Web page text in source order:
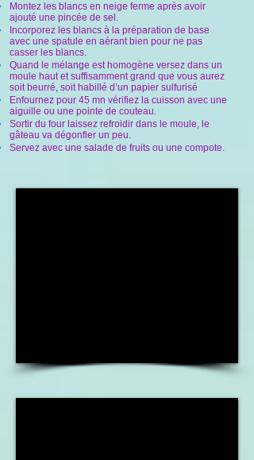
Montez les blancs en neige ferme après avoir
ajouté une pincée de sel.
Incorporez les blancs à la préparation de base
avec une spatule en aérant bien pour ne pas
casser les blancs.
Quand le mélange est homogène versez dans un
moule haut et suffisamment grand que vous aurez
soit beurré, soit habillé d’un papier sulfurisé
Enfournez pour 45 mn vérifiez la cuisson avec une
aiguille ou une pointe de couteau.
Sortir du four laissez refroidir dans le moule, le
gâteau va dégonfler un peu.
Servez avec une salade de fruits ou une compote.